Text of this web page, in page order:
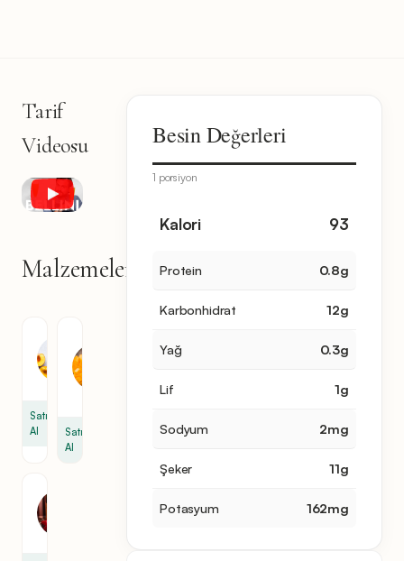
Tarif
Videosu
Malzemeler
Satın
Al
Meyvesi
bardak
Satın
Al
Besin Değerleri
1 porsiyon
Kalori 93
Protein 0.8g
Karbonhidrat 12g
Yağ 0.3g
Lif 1g
Sodyum 2mg
Şeker 11g
Potasyum 162mg